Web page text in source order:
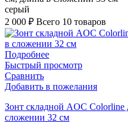
серый
2 000 ₽ Всего 10 товаров
Подробнее
Быстрый просмотр
Сравнить
Добавить в пожелания
Зонт складной AOC Colorline
сложении 32 см